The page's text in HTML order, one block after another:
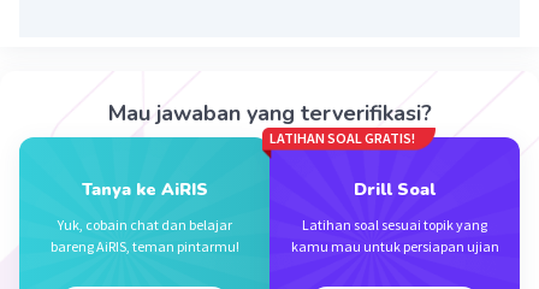
17 Desember 2023 05:50
jawabannya adalah A.
Mau jawaban yang terverifikasi?
Tanya ke AiRIS
Yuk, cobain chat dan belajar
bareng AiRIS, teman pintarmu!
LATIHAN SOAL GRATIS!
Drill Soal
Latihan soal sesuai topik yang
kamu mau untuk persiapan ujian